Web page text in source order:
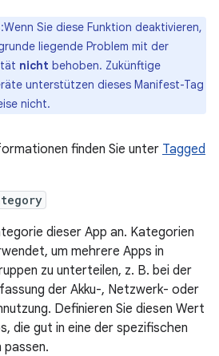
:Wenn Sie diese Funktion deaktivieren,
liegende Problem mit der
nicht behoben. Zukünftige
unterstützen dieses Manifest-Tag
nicht.
finden Sie unter Tagged
dieser App an. Kategorien
um mehrere Apps in
zu unterteilen, z. B. bei der
der Akku-, Netzwerk- oder
Definieren Sie diesen Wert
die gut in eine der spezifischen